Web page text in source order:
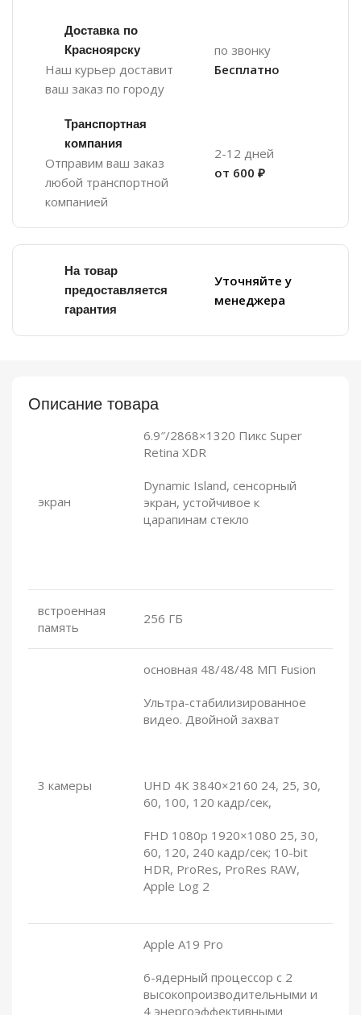
Доставка по
Красноярску
Наш курьер доставит
ваш заказ по городу
по звонку
Бесплатно
Транспортная
компания
Отправим ваш заказ
любой транспортной
компанией
2-12 дней
от 600 ₽
На товар
предоставляется
гарантия
Уточняйте у
менеджера
Описание товара
экран
6.9″/2868×1320 Пикс Super
Retina XDR
Dynamic Island, сенсорный
экран, устойчивое к
царапинам стекло
встроенная
память
256 ГБ
3 камеры
основная 48/48/48 МП Fusion
Ультра-стабилизированное
видео. Двойной захват
UHD 4K 3840×2160 24, 25, 30,
60, 100, 120 кадр/сек,
FHD 1080p 1920×1080 25, 30,
60, 120, 240 кадр/сек; 10-bit
HDR, ProRes, ProRes RAW,
Apple Log 2
Apple A19 Pro
6-ядерный процессор с 2
высокопроизводительными и
4 энергоэффективными